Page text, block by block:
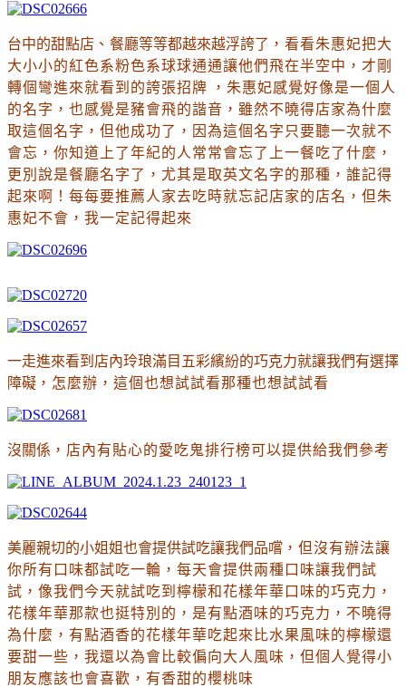
台中的甜點店 、 餐廳等等都越來越浮誇了 ，看看朱惠妃把大
大小小的紅色系粉色系球球通通讓他們飛在半空中 ，才剛
轉個彎進來就看到的誇張招牌
，朱惠妃感覺好像是一個人
的名字 ， 也感覺是豬會飛的諧音 ，雖然不曉得店家為什麼
取這個名字，但他成功了，因為這個名字只要聽一次就不
會忘，你知道上了年紀的人常常會忘了上一餐吃了什麼 ，
更別說是餐廳名字了 ，尤其是取英文名字的那種 ，誰記得
起來啊！每每要推薦人家去吃時就忘記店家的店名 ，但朱
惠妃不會，我一定記得起來
一走進來看到店內玲琅滿目五彩繽紛的巧克力就讓我們有選擇
障礙 ，怎麼辦 ，這個也想試試看那種也想試試看
沒關係 ，店內有貼心的愛吃鬼排行榜可以提供給我們參考
美麗親切的小姐姐也會提供試吃讓我們品嚐 ，但沒有辦法讓
你所有口味都試吃一輪 ，每天會提供兩種口味讓我們試
試 ，像我們今天就試吃到檸檬和花樣年華口味的巧克力 ，
花樣年華那款也挺特別的 ，是有點酒味的巧克力 ，不曉得
為什麼 ，有點酒香的花樣年華吃起來比水果風味的檸檬還
要甜一些 ，我還以為會比較偏向大人風味 ，但個人覺得小
朋友應該也會喜歡 ，有香甜的櫻桃味